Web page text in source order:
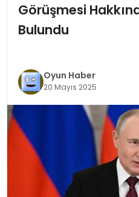
EĞITIM
SAĞLIK
TEKNOLOJI
YAŞAM
Görüşmesi
Bulundu
Oyun Haber
20 Mayıs 2025